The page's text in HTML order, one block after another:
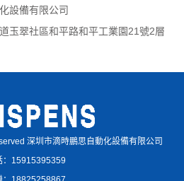
設備有限公司
玉翠社區和平路和平工業園21號2層
深圳市滴時鵬思自動化設備有限公司
：15915395359